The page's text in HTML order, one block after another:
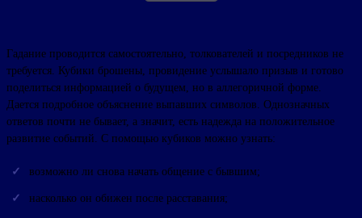
Гадание проводится самостоятельно, толкователей и посредников не
требуется. Кубики брошены, провидение услышало призыв и готово
поделиться информацией о будущем, но в аллегоричной форме.
Дается подробное объяснение выпавших символов. Однозначных
ответов почти не бывает, а значит, есть надежда на положительное
развитие событий. С помощью кубиков можно узнать:
возможно ли снова начать общение с бывшим;
насколько он обижен после расставания;